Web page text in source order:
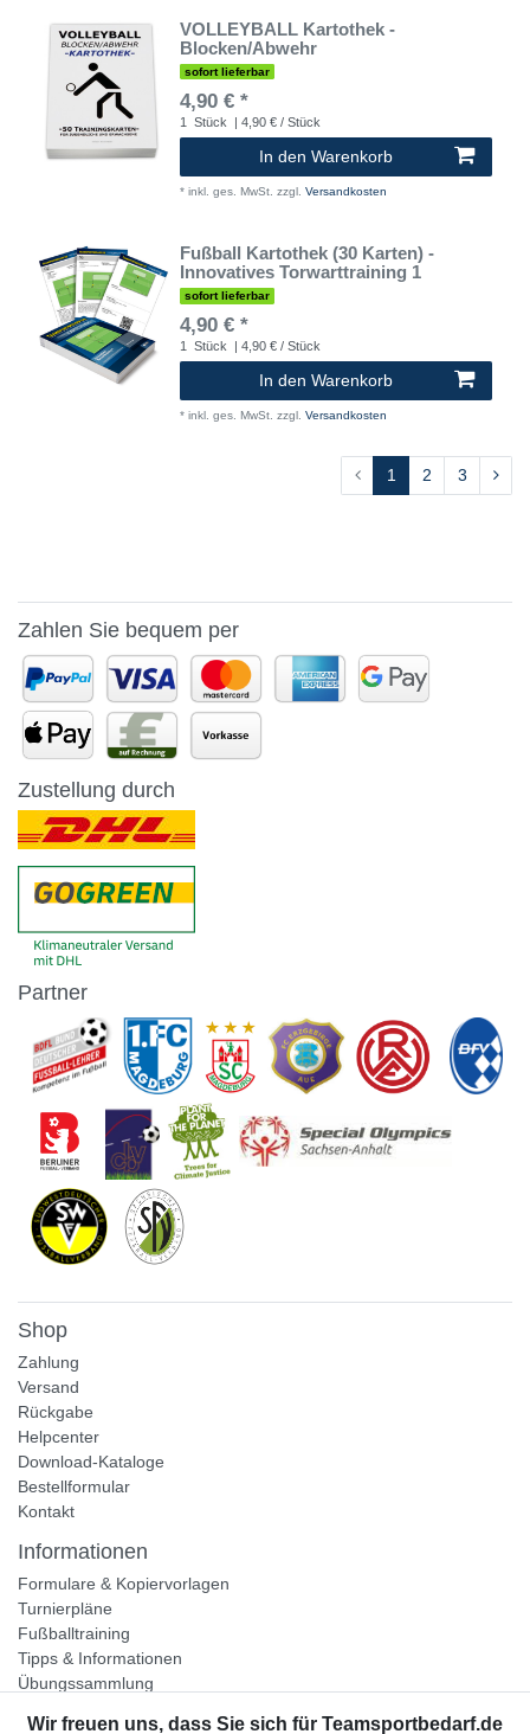
VOLLEYBALL Kartothek -
Blocken/Abwehr
sofort lieferbar
4,90 € *
1 Stück | 4,90 € / Stück
In den Warenkorb
* inkl. ges. MwSt. zzgl. Versandkosten
Fußball Kartothek (30 Karten) -
Innovatives Torwarttraining 1
sofort lieferbar
4,90 € *
1 Stück | 4,90 € / Stück
In den Warenkorb
* inkl. ges. MwSt. zzgl. Versandkosten
1 2 3
Zahlen Sie bequem per
Zustellung durch
Partner
Shop
Zahlung
Versand
Rückgabe
Helpcenter
Download-Kataloge
Bestellformular
Kontakt
Informationen
Formulare & Kopiervorlagen
Turnierpläne
Fußballtraining
Tipps & Informationen
Übungssammlung
Unternehmen